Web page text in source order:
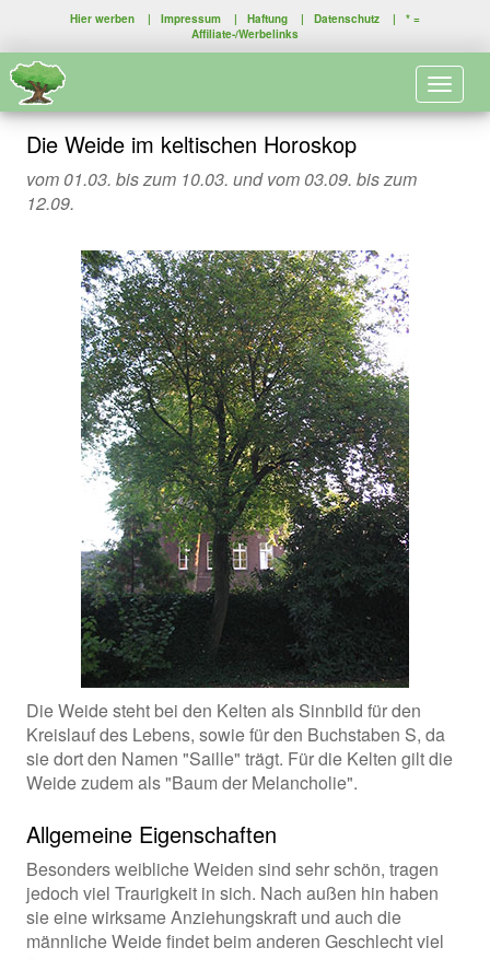
Hier werben | Impressum | Haftung | Datenschutz | * =
Affiliate-/Werbelinks
Die Weide im keltischen Horoskop
vom 01.03. bis zum 10.03. und vom 03.09. bis zum
12.09.
Die Weide steht bei den Kelten als Sinnbild für den
Kreislauf des Lebens, sowie für den Buchstaben S, da
sie dort den Namen "Saille" trägt. Für die Kelten gilt die
Weide zudem als "Baum der Melancholie".
Allgemeine Eigenschaften
Besonders weibliche Weiden sind sehr schön, tragen
jedoch viel Traurigkeit in sich. Nach außen hin haben
sie eine wirksame Anziehungskraft und auch die
männliche Weide findet beim anderen Geschlecht viel